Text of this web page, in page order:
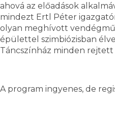
ahová az előadások
mindezt Ertl Péter
olyan meghívott
épülettel szimbiózisban
Táncszínház minden rejtett
A program ingyenes, de